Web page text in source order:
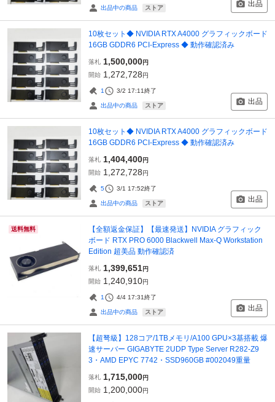
出品中の商品 ストア 出品
10枚セット◆ NVIDIA RTX A4000 グラフィックボード
16GB GDDR6 PCI-Express ◆ 動作確認済み
落札 1,500,000円
開始 1,272,728円
1 3/2 17:11終了
出品中の商品 ストア 出品
10枚セット◆ NVIDIA RTX A4000 グラフィックボード
16GB GDDR6 PCI-Express ◆ 動作確認済み
落札 1,404,400円
開始 1,272,728円
5 3/1 17:52終了
出品中の商品 ストア 出品
送料無料
【全額返金保証】【最速発送】NVIDIA グラフィック
ボード RTX PRO 6000 Blackwell Max-Q Workstation
Edition 超美品 動作確認済
落札 1,399,651円
開始 1,240,910円
1 4/4 17:31終了
出品中の商品 ストア 出品
【超弩級】128コア/1TBメモリ/A100 GPU×3基搭載 爆
速サーバー GIGABYTE 2UDP Type Server R282-Z9
3・AMD EPYC 7742・SSD960GB #002049重量
落札 1,715,000円
開始 1,200,000円